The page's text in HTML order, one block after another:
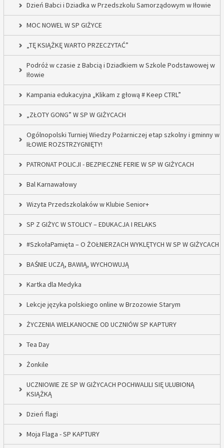
Dzień Babci i Dziadka w Przedszkolu Samorządowym w Iłowie
MOC NOWEL W SP GIŻYCE
„TĘ KSIĄŻKĘ WARTO PRZECZYTAĆ”
Podróż w czasie z Babcią i Dziadkiem w Szkole Podstawowej w
Iłowie
Kampania edukacyjna „Klikam z głową # Keep CTRL”
„ZŁOTY GONG” W SP W GIŻYCACH
Ogólnopolski Turniej Wiedzy Pożarniczej etap szkolny i gminny w
IŁOWIE ROZSTRZYGNIĘTY!
PATRONAT POLICJI - BEZPIECZNE FERIE W SP W GIŻYCACH
Bal Karnawałowy
Wizyta Przedszkolaków w Klubie Senior+
SP Z GIŻYC W STOLICY – EDUKACJA I RELAKS
#SzkołaPamięta – O ŻOŁNIERZACH WYKLĘTYCH W SP W GIŻYCACH
BAŚNIE UCZĄ, BAWIĄ, WYCHOWUJĄ
Kartka dla Medyka
Lekcje języka polskiego online w Brzozowie Starym
ŻYCZENIA WIELKANOCNE OD UCZNIÓW SP KAPTURY
Tea Day
Żonkile
UCZNIOWIE ZE SP W GIŻYCACH POCHWALILI SIĘ ULUBIONĄ
KSIĄŻKĄ
Dzień flagi
Moja Flaga - SP KAPTURY